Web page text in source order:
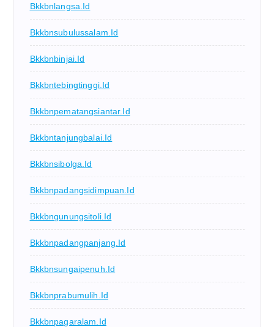
Bkkbnlangsa.id
Bkkbnsubulussalam.id
Bkkbnbinjai.id
Bkkbntebingtinggi.id
Bkkbnpematangsiantar.id
Bkkbntanjungbalai.id
Bkkbnsibolga.id
Bkkbnpadangsidimpuan.id
Bkkbngunungsitoli.id
Bkkbnpadangpanjang.id
Bkkbnsungaipenuh.id
Bkkbnprabumulih.id
Bkkbnpagaralam.id